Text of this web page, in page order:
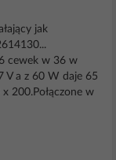
jak
cewek w 36 w
V a z 60 W daje 65
200.Połączone w